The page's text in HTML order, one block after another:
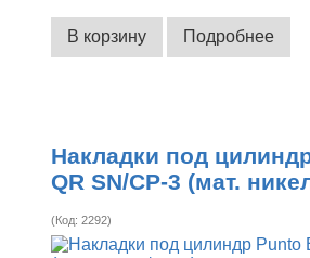
В корзину Подробнее
Накладки под
QR SN/CP-3 (мат.
(Код:2292)